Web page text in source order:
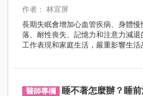
同時，要注重培養良好的睡眠習慣，
的環境中快樂長大。
作者： 林宜屏
長期失眠會增加心血管疾病、身體
落、耐性喪失、記憶力和注意力減
工作表現和家庭生活，嚴重影響生
醫師專欄
睡不著怎麼辦？睡